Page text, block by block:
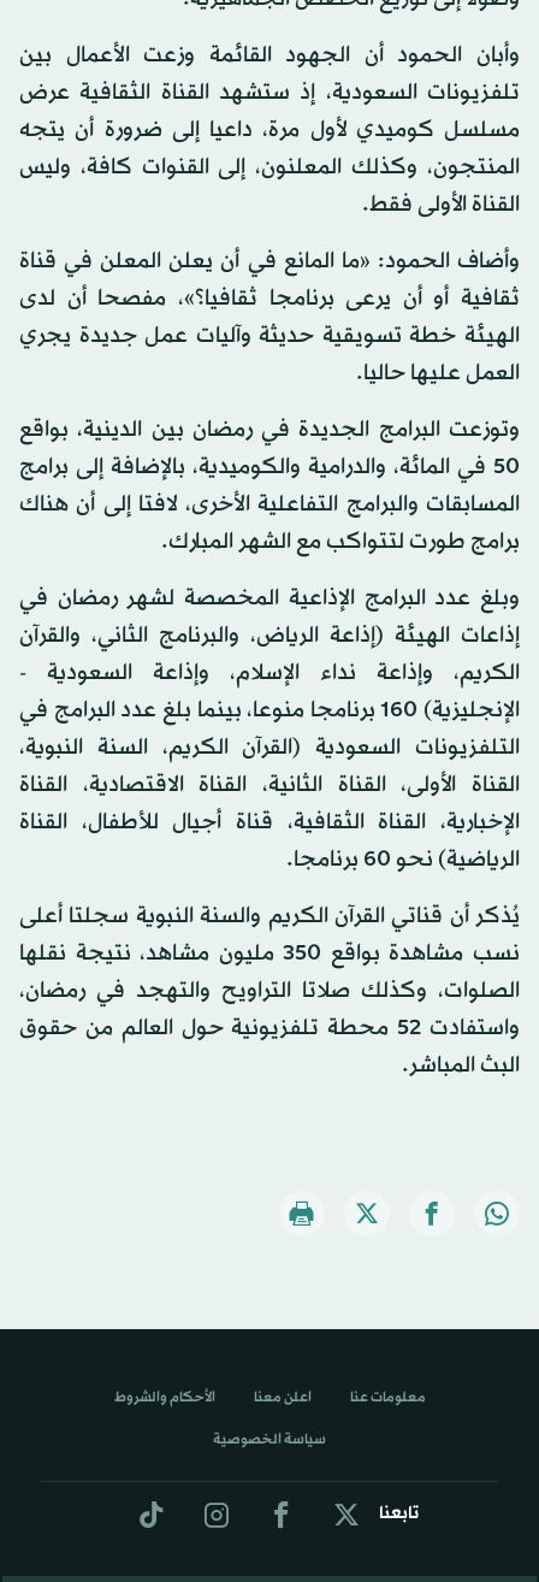
وأبان الحمود أن الجهود القائمة وزعت الأعمال بين
تلفزيونات السعودية، إذ ستشهد القناة الثقافية عرض
مسلسل كوميدي لأول مرة، داعيا إلى ضرورة أن يتجه
المنتجون، وكذلك المعلنون، إلى القنوات كافة، وليس
القناة الأولى فقط.
وأضاف الحمود: «ما المانع في أن يعلن المعلن في قناة
ثقافية أو أن يرعى برنامجا ثقافيا؟»، مفصحا أن لدى
الهيئة خطة تسويقية حديثة وآليات عمل جديدة يجري
العمل عليها حاليا.
وتوزعت البرامج الجديدة في رمضان بين الدينية، بواقع
50 في المائة، والدرامية والكوميدية، بالإضافة إلى برامج
المسابقات والبرامج التفاعلية الأخرى، لافتا إلى أن هناك
برامج طورت لتتواكب مع الشهر المبارك.
وبلغ عدد البرامج الإذاعية المخصصة لشهر رمضان في
إذاعات الهيئة (إذاعة الرياض، والبرنامج الثاني، والقرآن
الكريم، وإذاعة نداء الإسلام، وإذاعة السعودية -
الإنجليزية) 160 برنامجا منوعا، بينما بلغ عدد البرامج في
التلفزيونات السعودية (القرآن الكريم، السنة النبوية،
القناة الأولى، القناة الثانية، القناة الاقتصادية، القناة
الإخبارية، القناة الثقافية، قناة أجيال للأطفال، القناة
الرياضية) نحو 60 برنامجا.
يُذكر أن قناتي القرآن الكريم والسنة النبوية سجلتا أعلى
نسب مشاهدة بواقع 350 مليون مشاهد، نتيجة نقلها
الصلوات، وكذلك صلاتا التراويح والتهجد في رمضان،
واستفادت 52 محطة تلفزيونية حول العالم من حقوق
البث المباشر.
تابعنا
معلومات عنا اعلن معنا الأحكام والشروط
سياسة الخصوصية